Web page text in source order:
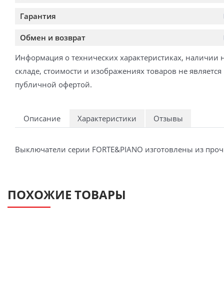
Гарантия
Обмен и возврат
Информация о технических характеристиках, наличии
складе, стоимости и изображениях товаров не является
публичной офертой.
Описание Характеристики Отзывы
Выключатели серии FORTE&PIANO изготовлены из
ПОХОЖИЕ ТОВАРЫ